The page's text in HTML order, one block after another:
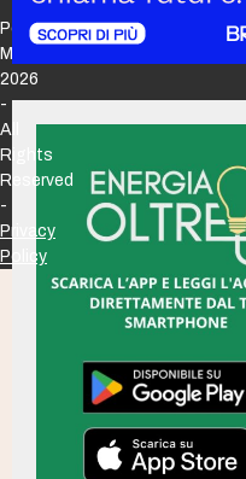
Policy
Maker
2026
-
All
Rights
Reserved
-
Privacy
Policy